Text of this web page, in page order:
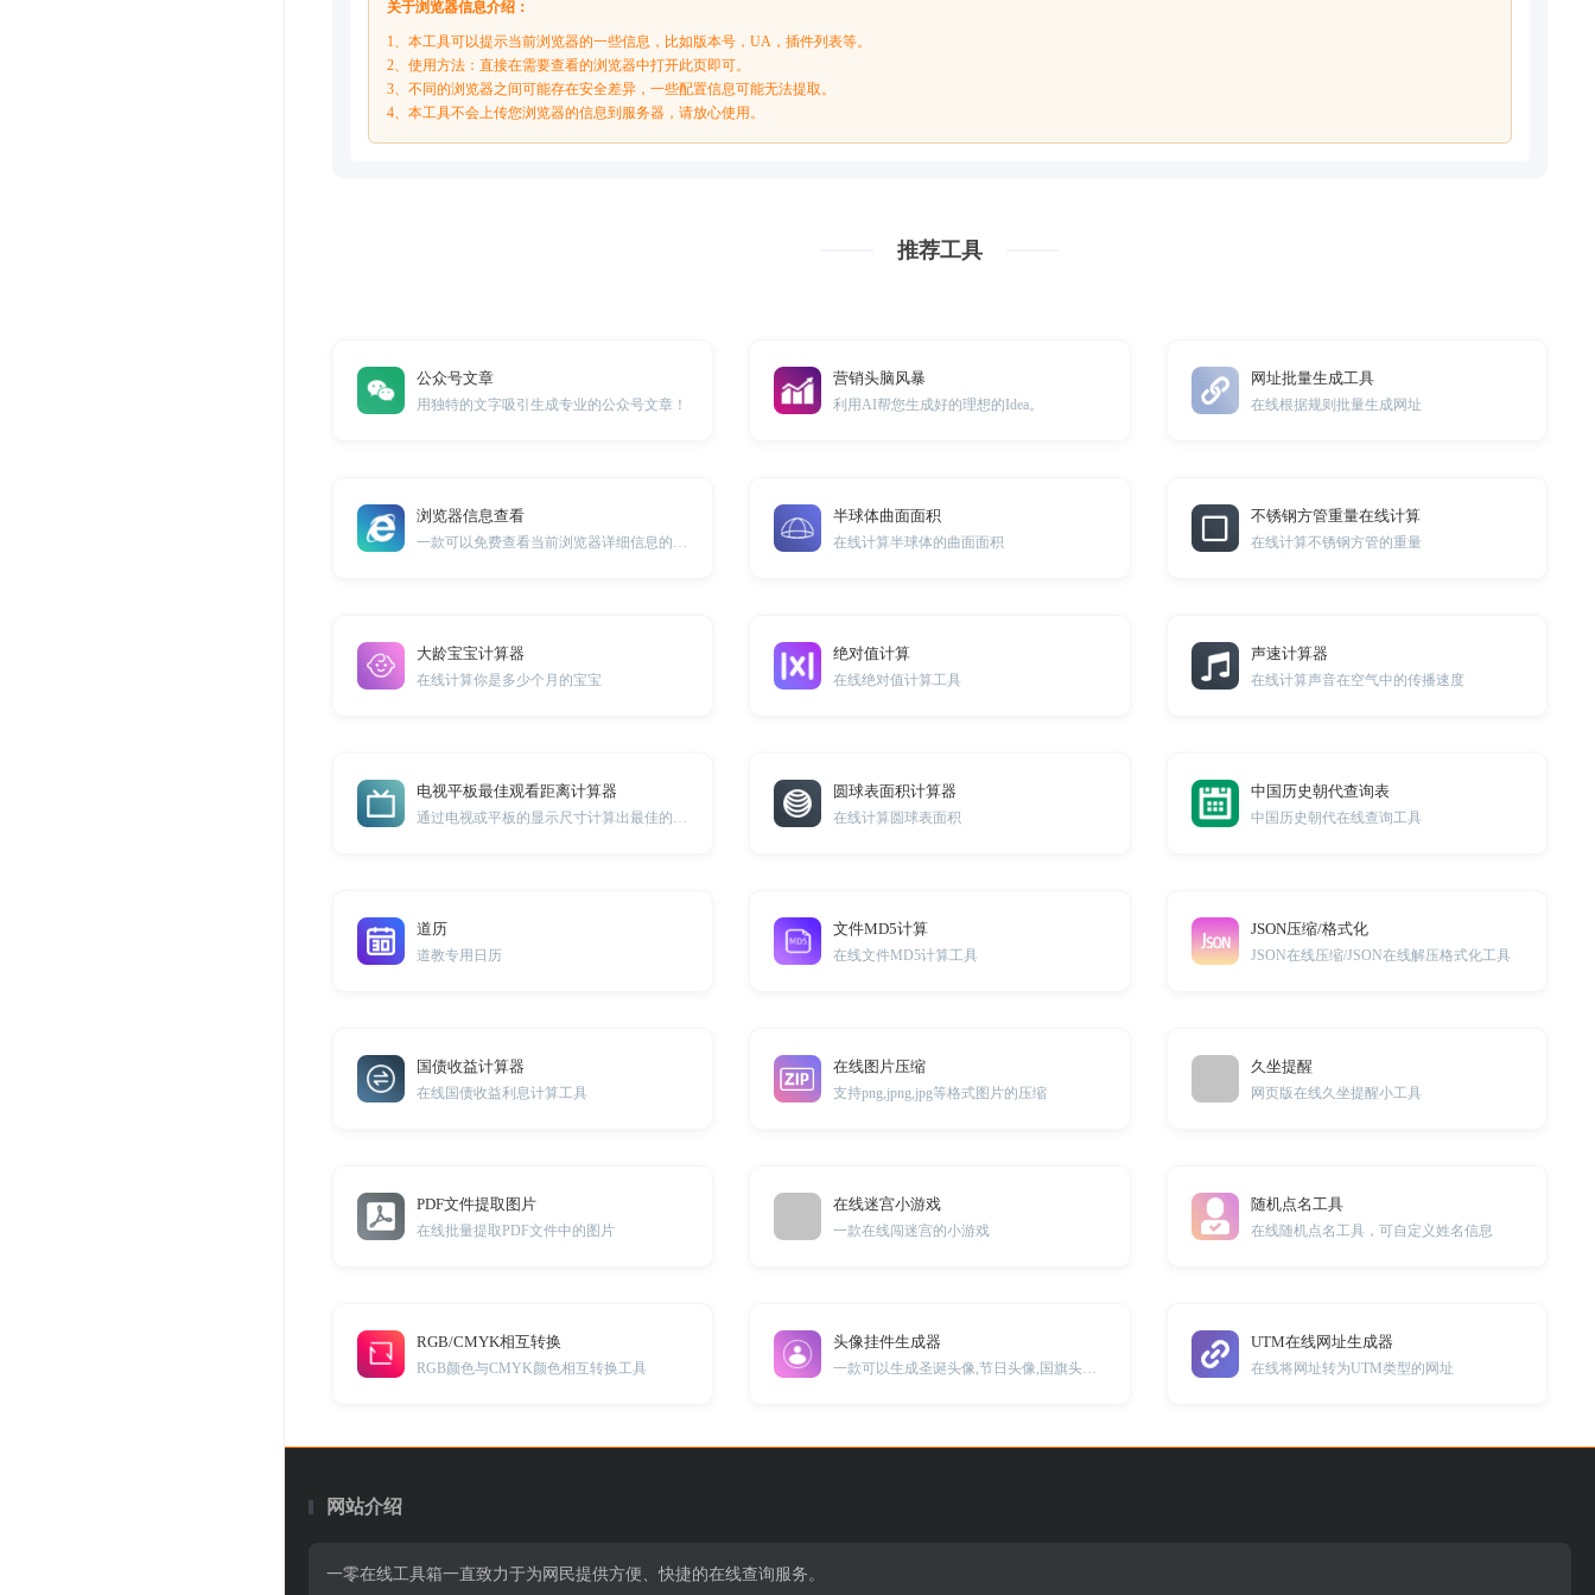
关于浏览器信息介绍：
1、本工具可以提示当前浏览器的一些信息，比如版本号，UA，插件列表等。
2、使用方法：直接在需要查看的浏览器中打开此页即可。
3、不同的浏览器之间可能存在安全差异，一些配置信息可能无法提取。
4、本工具不会上传您浏览器的信息到服务器，请放心使用。
推荐工具
公众号文章
用独特的文字吸引生成专业的公众号文章！
营销头脑风暴
利用AI帮您生成好的理想的Idea。
网址批量生成工具
在线根据规则批量生成网址
浏览器信息查看 半球体曲面面积
在线计算半球体的曲面面积
不锈钢方管重量在线计算
在线计算不锈钢方管的重量
大龄宝宝计算器
在线计算你是多少个月的宝宝
绝对值计算
在线绝对值计算工具
声速计算器
在线计算声音在空气中的传播速度
电视平板最佳观看距离计算器 圆球表面积计算器
在线计算圆球表面积
中国历史朝代查询表
中国历史朝代在线查询工具
道历
道教专用日历
文件MD5计算
在线文件MD5计算工具
JSON压缩/格式化
JSON在线压缩/JSON在线解压格式化工具
国债收益计算器
在线国债收益利息计算工具
在线图片压缩
支持png,jpng,jpg等格式图片的压缩
久坐提醒
网页版在线久坐提醒小工具
PDF文件提取图片
在线批量提取PDF文件中的图片
在线迷宫小游戏
一款在线闯迷宫的小游戏
随机点名工具
在线随机点名工具，可自定义姓名信息
RGB/CMYK相互转换
RGB颜色与CMYK颜色相互转换工具
头像挂件生成器 UTM在线网址生成器
在线将网址转为UTM类型的网址
网站介绍
一零在线工具箱一直致力于为网民提供方便、快捷的在线查询服务。